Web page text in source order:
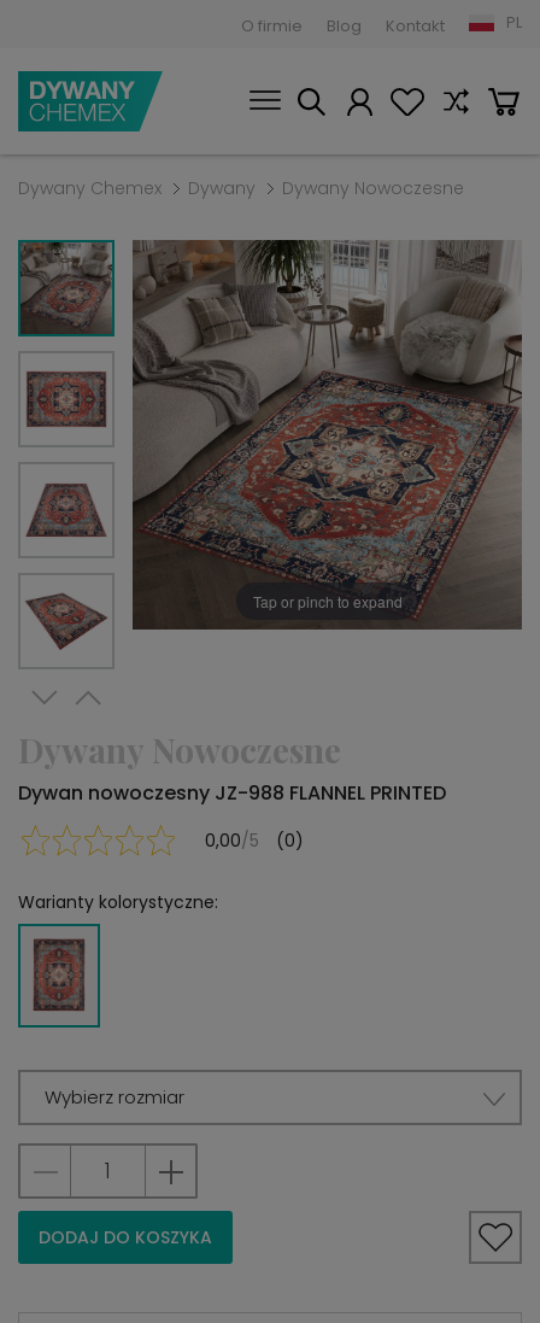
O firmie Blog Kontakt PL
Dywany Chemex Dywany Dywany Nowoczesne
Tap or pinch to expand
Dywany Nowoczesne
Dywan nowoczesny JZ-988 FLANNEL PRINTED
0,00/5 (0)
Warianty kolorystyczne:
Wybierz rozmiar
DODAJ DO KOSZYKA